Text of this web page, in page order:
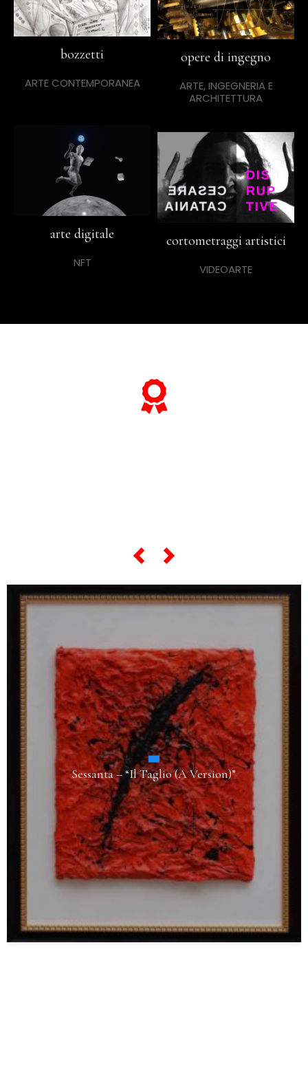
bozzetti
ARTE CONTEMPORANEA
opere di ingegno
ARTE, INGEGNERIA E
ARCHITETTURA
arte digitale
NFT
cortometraggi artistici
VIDEOARTE
Sessanta – “Il Taglio (A Version)”